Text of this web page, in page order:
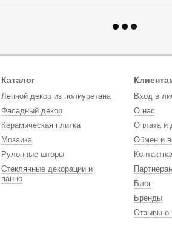
Каталог
Лепной декор из полиуретана
Фасадный декор
Керамическая плитка
Мозаика
Рулонные шторы
Стеклянные декорации и
панно
Вход в
О нас
Оплата и
Обмен и
Блог
Бренды
Отзывы о